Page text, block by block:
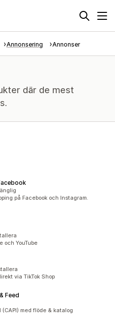
Annonsering Annonser
där de mest
på Facebook och Instagram.
och YouTube
via TikTok Shop
Feed
(CAPI) med flöde & katalog